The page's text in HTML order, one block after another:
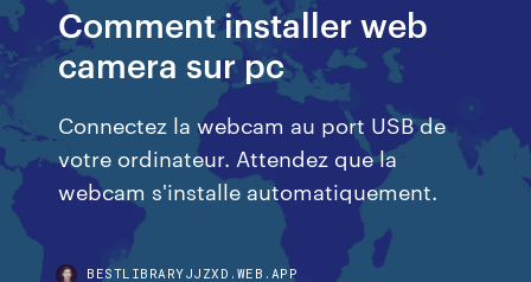
Comment installer web
camera sur pc
Connectez la webcam au port USB de
votre ordinateur. Attendez que la
webcam s'installe automatiquement.
BESTLIBRARYJJZXD.WEB.APP